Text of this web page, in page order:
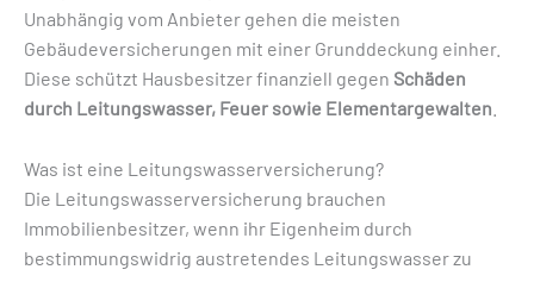
Unabhängig vom Anbieter gehen die meisten
Gebäudeversicherungen mit einer Grunddeckung einher.
Diese schützt Hausbesitzer finanziell gegen Schäden
durch Leitungswasser, Feuer sowie Elementargewalten
Was ist eine Leitungswasserversicherung?
Die Leitungswasserversicherung brauchen
Immobilienbesitzer, wenn ihr Eigenheim durch
bestimmungswidrig austretendes Leitungswasser zu